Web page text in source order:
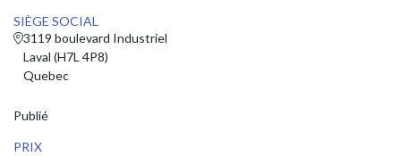
SIÈGE SOCIAL
3119 boulevard Industriel
Laval (H7L 4P8)
Quebec
Publié
PRIX